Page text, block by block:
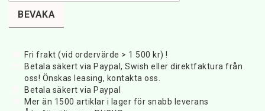
BEVAKA
Fri frakt (vid ordervärde > 1 500 kr) !
Betala säkert via Paypal, Swish eller direktfaktura från
oss! Önskas leasing, kontakta oss.
Betala säkert via Paypal
Mer än 1500 artiklar i lager för snabb leverans